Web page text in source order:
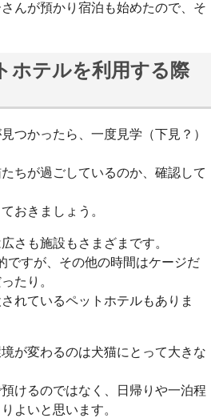
んが預かり宿泊も始めたので、そ
ホテルを利用する際
つかったら、一度見学（下見？）
ちが過ごしているのか、確認して
おきましょう。
さも施設もさまざまです。
ですが、その他の時間はケージだ
たり。
れているペットホテルもありま
が変わるのは犬猫にとって大きな
けるのではなく、日帰りや一泊程
よいと思います。